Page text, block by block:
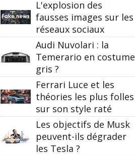
L'explosion des
fausses images sur les
réseaux sociaux
Audi Nuvolari : la
Temerario en costume
gris ?
Ferrari Luce et les
théories les plus folles
sur son style raté
Les objectifs de Musk
peuvent-ils dégrader
les Tesla ?